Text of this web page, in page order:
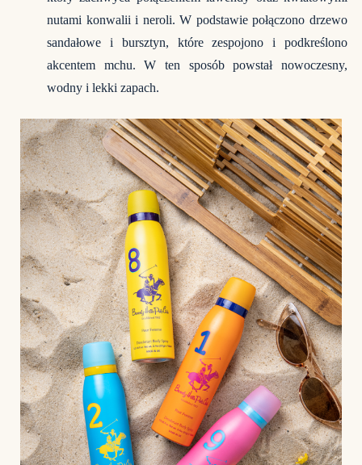
nutami konwalii i neroli. W podstawie połączono drzewo
sandałowe i bursztyn, które zespojono i podkreślono
akcentem mchu. W ten sposób powstał nowoczesny,
wodny i lekki zapach.